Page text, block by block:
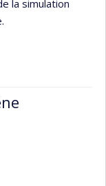
partenaires
la simulation